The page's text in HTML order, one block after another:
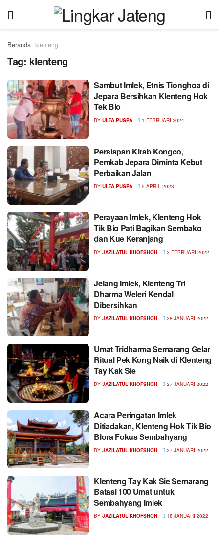
Beranda | klenteng
Tag: klenteng
Sambut Imlek, Etnis Tionghoa di
Jepara Bersihkan Klenteng Hok
Tek Bio
BY ULFA PUSPA 1 FEBRUARI 2024
Persiapan Kirab Kongco,
Pemkab Jepara Diminta Kebut
Perbaikan Jalan
BY ULFA PUSPA 5 APRIL 2023
Perayaan Imlek, Klenteng Hok
Tik Bio Pati Bagikan Sembako
dan Kue Keranjang
BY JAZILATUL KHOFSHOH 2 FEBRUARI 2022
Jelang Imlek, Klenteng Tri
Dharma Weleri Kendal
Dibersihkan
BY JAZILATUL KHOFSHOH 28 JANUARI 2022
Umat Tridharma Semarang Gelar
Ritual Pek Kong Naik di Klenteng
Tay Kak Sie
BY JAZILATUL KHOFSHOH 27 JANUARI 2022
Acara Peringatan Imlek
Ditiadakan, Klenteng Hok Tik Bio
Blora Fokus Sembahyang
BY JAZILATUL KHOFSHOH 27 JANUARI 2022
Klenteng Tay Kak Sie Semarang
Batasi 100 Umat untuk
Sembahyang Imlek
BY JAZILATUL KHOFSHOH 18 JANUARI 2022